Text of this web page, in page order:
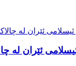
ئێران لە